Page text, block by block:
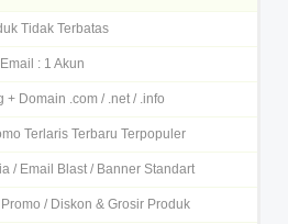
Tidak Terbatas
Email : 1 Akun
+ Domain .com / .net / .info
Terlaris Terbaru Terpopuler
/ Email Blast / Banner Standart
/ Diskon & Grosir Produk